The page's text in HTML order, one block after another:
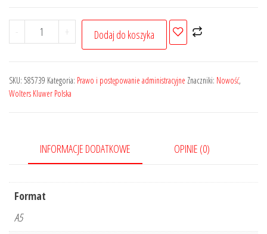
-
ilość
Prawo
środowiska.
Przed
+ Dodaj do koszyka
SKU: 585739 Kategoria: Prawo i postępowanie administracyjne Znaczniki: Nowość,
Wolters Kluwer Polska
INFORMACJE DODATKOWE OPINIE (0)
Format
A5